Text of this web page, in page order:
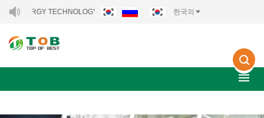
TECHNOLOGY CO., LTD.. 한국의